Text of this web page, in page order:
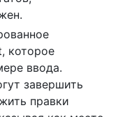
которое
ввода.
завершить
правки